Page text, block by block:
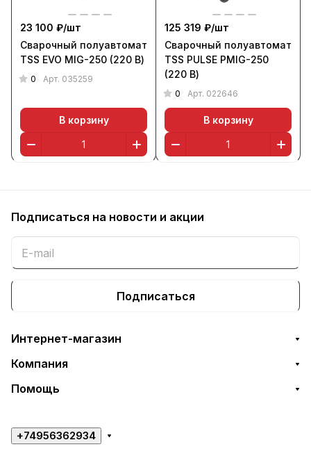
23 100 ₽/шт
Сварочный полуавтомат
TSS EVO MIG-250 (220 В)
0 Арт. 035259
В корзину
125 319 ₽/шт
Сварочный полуавтомат
TSS PULSE PMIG-250
(220 В)
0 Арт. 022646
В корзину
Подписаться на новости и акции
Подписаться
Интернет-магазин
Компания
Помощь
+74956362934